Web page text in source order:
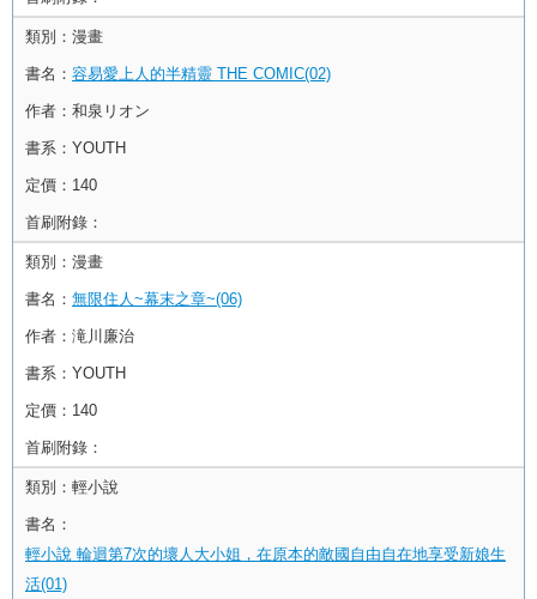
類別： 漫畫
書名： 容易愛上人的半精靈 THE COMIC(02)
作者： 和泉リオン
書系： YOUTH
定價： 140
首刷附錄：
類別： 漫畫
書名： 無限住人~幕末之章~(06)
作者： 滝川廉治
書系： YOUTH
定價： 140
首刷附錄：
類別： 輕小說
書名：
輕小說 輪迴第7次的壞人大小姐，在原本的敵國自由自在地享受新娘生
活(01)